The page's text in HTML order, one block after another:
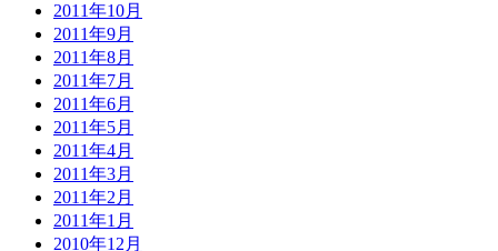
2011年10月
2011年9月
2011年8月
2011年7月
2011年6月
2011年5月
2011年4月
2011年3月
2011年2月
2011年1月
2010年12月